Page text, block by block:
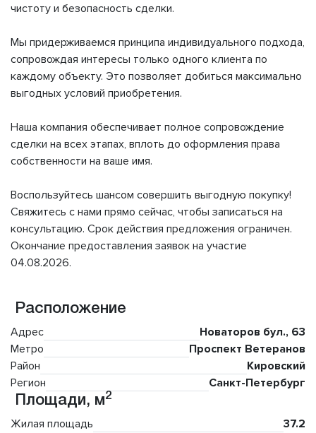
чистоту и безопасность сделки.
Мы придерживаемся принципа индивидуального подхода,
сопровождая интересы только одного клиента по
каждому объекту. Это позволяет добиться максимально
выгодных условий приобретения.
Наша компания обеспечивает полное сопровождение
сделки на всех этапах, вплоть до оформления права
собственности на ваше имя.
Воспользуйтесь шансом совершить выгодную покупку!
Свяжитесь с нами прямо сейчас, чтобы записаться на
консультацию. Срок действия предложения ограничен.
Окончание предоставления заявок на участие
04.08.2026.
Расположение
Адрес
Новаторов бул., 63
Метро
Проспект Ветеранов
Район
Кировский
Регион
Санкт-Петербург
Площади, м2
Жилая площадь
37.2